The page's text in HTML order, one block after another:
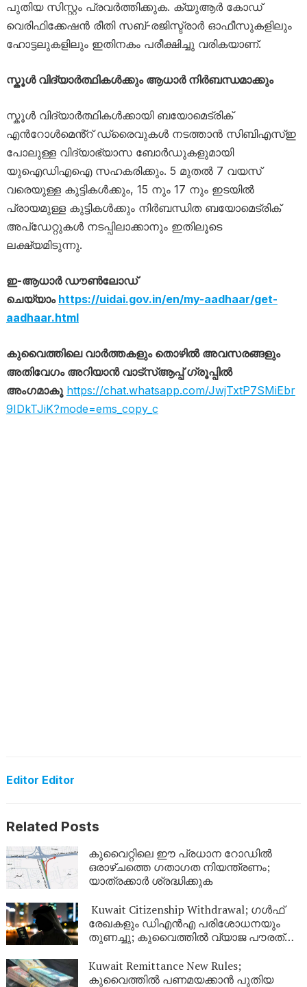
പുതിയ സിസ്റ്റം പ്രവർത്തിക്കുക. ക്യുആർ കോഡ്
വെരിഫിക്കേഷൻ രീതി സബ്-രജിസ്ട്രാർ ഓഫീസുകളിലും
ഹോട്ടലുകളിലും ഇതിനകം പരീക്ഷിച്ചു വരികയാണ്.
സ്കൂൾ വിദ്യാർത്ഥികൾക്കും ആധാർ നിർബന്ധമാക്കും
സ്കൂൾ വിദ്യാർത്ഥികൾക്കായി ബയോമെട്രിക്
എൻറോൾമെൻ്റ് ഡ്രൈവുകൾ നടത്താൻ സിബിഎസ്ഇ
പോലുള്ള വിദ്യാഭ്യാസ ബോർഡുകളുമായി
യുഐഡിഎഐ സഹകരിക്കും. 5 മുതൽ 7 വയസ്
വരെയുള്ള കുട്ടികൾക്കും, 15 നും 17 നും ഇടയിൽ
പ്രായമുള്ള കുട്ടികൾക്കും നിർബന്ധിത ബയോമെട്രിക്
അപ്ഡേറ്റുകൾ നടപ്പിലാക്കാനും ഇതിലൂടെ
ലക്ഷ്യമിടുന്നു.
ഇ-ആധാർ ഡൗൺലോഡ്
ചെയ്യാം https://uidai.gov.in/en/my-aadhaar/get-
aadhaar.html
കുവൈത്തിലെ വാർത്തകളും തൊഴിൽ അവസരങ്ങളും
അതിവേഗം അറിയാൻ വാട്സ്ആപ്പ് ഗ്രൂപ്പിൽ
അംഗമാകൂ https://chat.whatsapp.com/JwjTxtP7SMiEbr
9IDkTJiK?mode=ems_copy_c
Editor Editor
Related Posts
കുവൈറ്റിലെ ഈ പ്രധാന റോഡിൽ
ഒരാഴ്ചത്തെ ഗതാഗത നിയന്ത്രണം;
യാത്രക്കാർ ശ്രദ്ധിക്കുക
Kuwait Citizenship Withdrawal; ഗൾഫ്
രേഖകളും ഡിഎൻഎ പരിശോധനയും
തുണച്ചു; കുവൈത്തിൽ വ്യാജ പൗരത്വം
Kuwait Remittance New Rules;
കുവൈത്തിൽ പണമയക്കാൻ പുതിയ